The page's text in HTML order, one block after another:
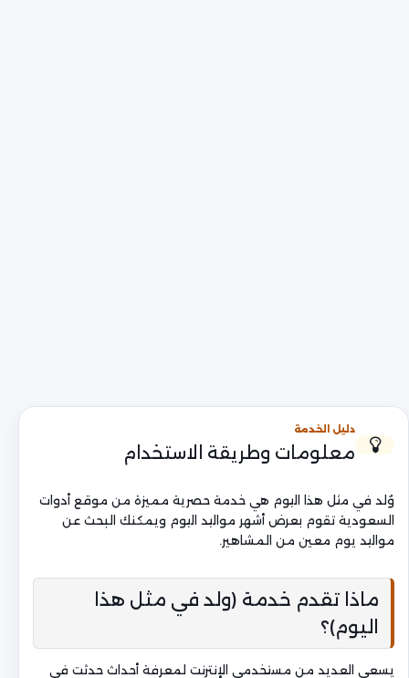
دليل الخدمة
معلومات وطريقة الاستخدام
وُلد في مثل هذا اليوم هي خدمة حصرية مميزة من موقع أدوات
السعودية تقوم بعرض أشهر مواليد اليوم ويمكنك البحث عن
مواليد يوم معين من المشاهير.
ماذا تقدم خدمة (ولد في مثل هذا
اليوم)؟
يسعى العديد من مستخدمي الإنترنت لمعرفة أحداث حدثت في